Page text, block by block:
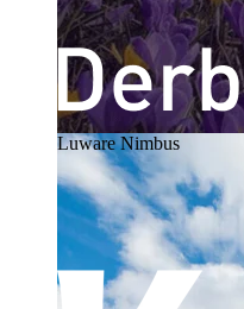
Luware Nimbus